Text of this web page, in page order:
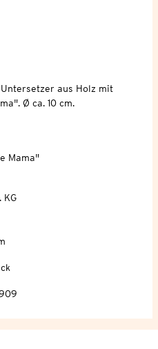
aus Holz mit
Ø ca. 10 cm.
Mama"
KG